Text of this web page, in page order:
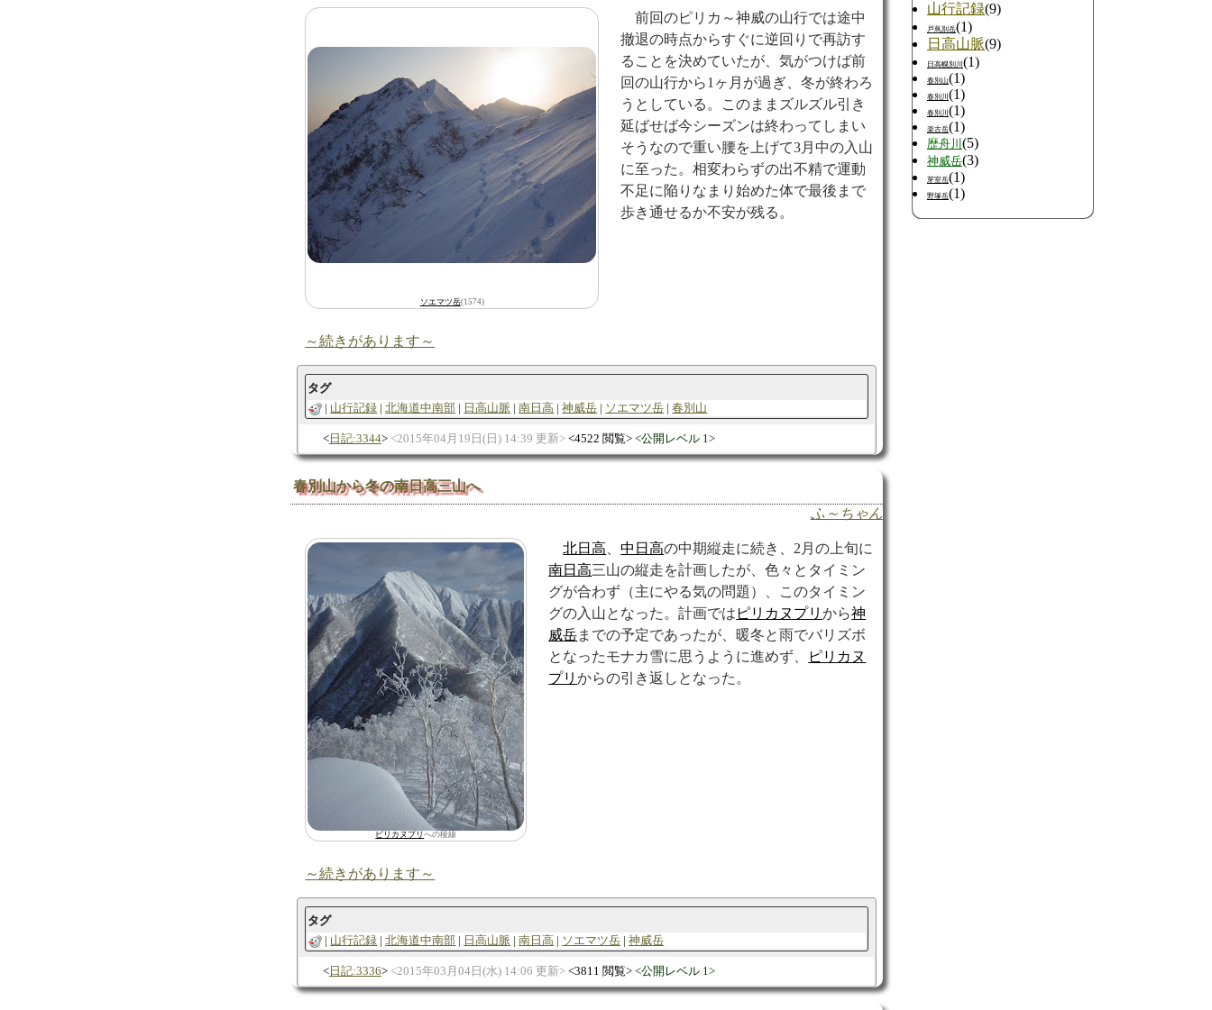
ソエマツ岳(1574)
前回のピリカ～神威の山行では途中
撤退の時点からすぐに逆回りで再訪す
ることを決めていたが、気がつけば前
回の山行から1ヶ月が過ぎ、冬が終わろ
うとしている。このままズルズル引き
延ばせば今シーズンは終わってしまい
そうなので重い腰を上げて3月中の入山
に至った。相変わらずの出不精で運動
不足に陥りなまり始めた体で最後まで
歩き通せるか不安が残る。
～続きがあります～
タグ
山行記録
北海道中南部 日高山脈 南日高 神威岳 ソエマツ岳 春別山
日記:3344 2015年04月19日(日) 14:39 更新 4522 閲覧 公開レベル 1
春別山から冬の南日高三山へ
ふ～ちゃん
ピリカヌプリへの稜線
北日高、中日高の中期縦走に続き、2月の上旬に
南日高三山の縦走を計画したが、色々とタイミン
グが合わず（主にやる気の問題）、このタイミン
グの入山となった。計画では ピリカヌプリから神
威岳までの予定であったが、暖冬と雨でバリズボ
となったモナカ雪に思うように進めず、
ピリカヌ
プリからの引き返しとなった。
～続きがあります～
タグ
山行記録
北海道中南部 日高山脈 南日高 ソエマツ岳 神威岳
日記:3336 2015年03月04日(水) 14:06 更新 3811 閲覧 公開レベル 1
山行記録(9)
戸蔦別岳(1)
日高山脈(9)
日高幌別川 (1)
春別山(1)
春別川 (1)
春別川 (1)
楽古岳(1)
歴舟川 (5)
神威岳(3)
芽室岳(1)
野塚岳(1)